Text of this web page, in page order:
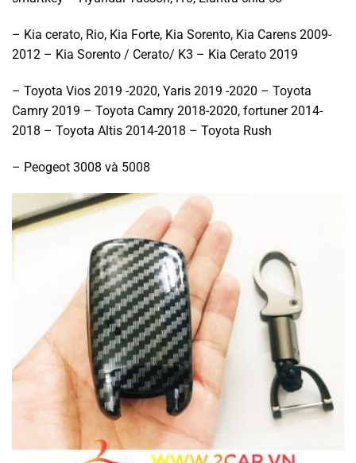
– Kia cerato, Rio, Kia Forte, Kia Sorento, Kia Carens 2009-
2012 – Kia Sorento / Cerato/ K3 – Kia Cerato 2019
– Toyota Vios 2019 -2020, Yaris 2019 -2020 – Toyota
Camry 2019 – Toyota Camry 2018-2020, fortuner 2014-
2018 – Toyota Altis 2014-2018 – Toyota Rush
– Peogeot 3008 và 5008